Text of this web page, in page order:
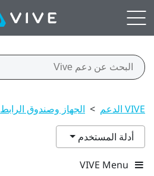
VIVE الدعم > الجهاز وصندوق الرابط
أدلة المستخدم
VIVE Menu